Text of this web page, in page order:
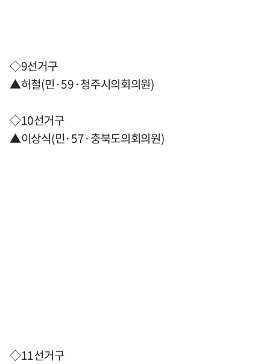
◇9선거구
▲허철(민·59·청주시의회의원)
◇10선거구
▲이상식(민·57·충북도의회의원)
◇11선거구